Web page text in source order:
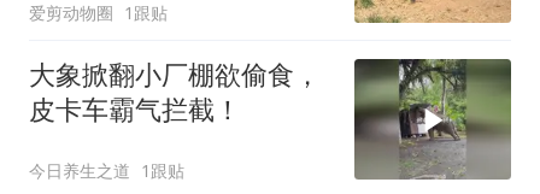
爱剪动物圈 1跟贴
大象掀翻小厂棚欲偷食，
皮卡车霸气拦截！
今日养生之道 1跟贴